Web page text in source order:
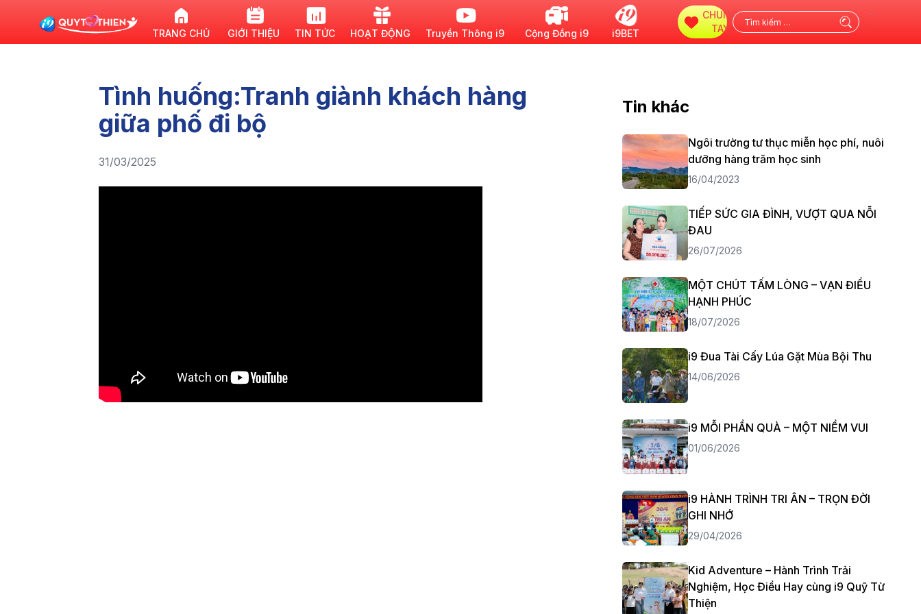
TRANG CHỦ GIỚI THIỆU TIN TỨC HOẠT ĐỘNG Truyền Thông i9 Cộng Đồng i9 i9BET
CHUNG
TAY
kiếm
Tình huống:Tranh giành khách hàng
giữa phố đi bộ
31/03/2025
Tin khác
Ngôi trường tư thục miễn học phí, nuôi
dưỡng hàng trăm học sinh
16/04/2023
TIẾP SỨC GIA ĐÌNH, VƯỢT QUA NỖI
ĐAU
26/07/2026
MỘT CHÚT TẤM LÒNG – VẠN ĐIỀU
HẠNH PHÚC
18/07/2026
i9 Đua Tài Cấy Lúa Gặt Mùa Bội Thu
14/06/2026
i9 MỖI PHẦN QUÀ – MỘT NIỀM VUI
01/06/2026
i9 HÀNH TRÌNH TRI ÂN – TRỌN ĐỜI
GHI NHỚ
29/04/2026
Kid Adventure – Hành Trình Trải
Nghiệm, Học Điều Hay cùng i9 Quỹ Từ
Thiện